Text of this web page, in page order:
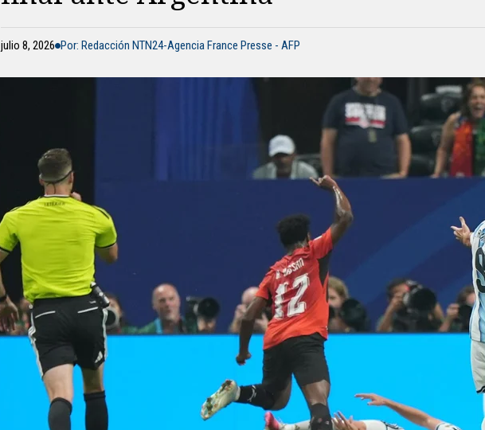
julio 8, 2026 Por: Redacción NTN24-Agencia France Presse - AFP